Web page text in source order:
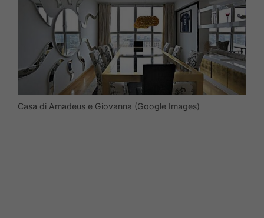
Casa di Amadeus e Giovanna (Google Images)